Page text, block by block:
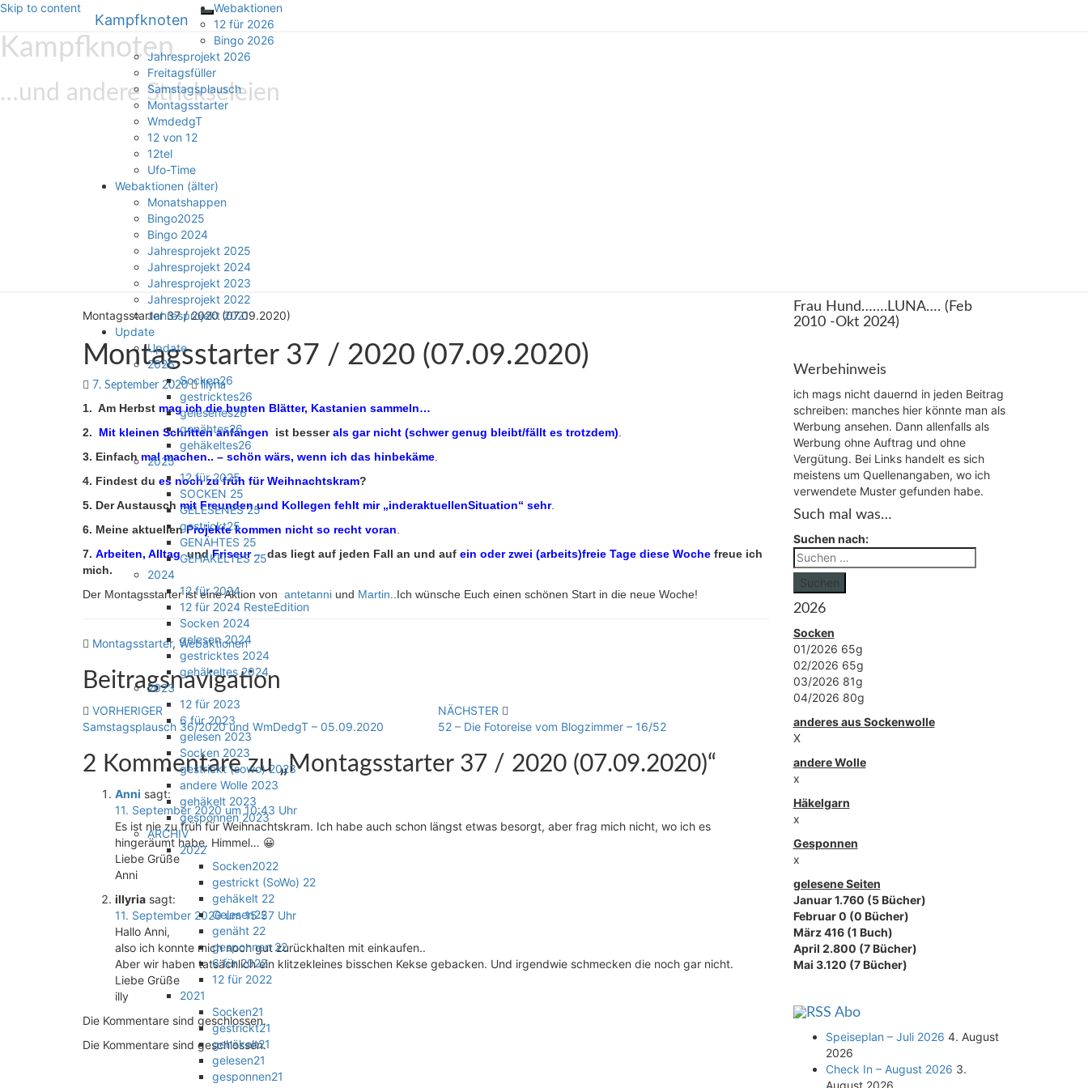
Skip to content
Toggle
navigation
Kampfknoten
Webaktionen
12 für 2026
Bingo 2026
Jahresprojekt 2026
Freitagsfüller
Samstagsplausch
Montagsstarter
WmdedgT
12 von 12
12tel
Ufo-Time
Webaktionen (älter)
Monatshappen
Bingo2025
Bingo 2024
Jahresprojekt 2025
Jahresprojekt 2024
Jahresprojekt 2023
Jahresprojekt 2022
Jahresprojekt 2021
Update
Update
2026
Socken26
gestricktes26
gelesenes26
genähtes26
gehäkeltes26
2025
12 für 2025
SOCKEN 25
GELESENES 25
gestrickt25
GENÄHTES 25
GEHÄKELTES 25
2024
12 für 2024
12 für 2024 ResteEdition
Socken 2024
gelesen 2024
gestricktes 2024
gehäkeltes 2024
2023
12 für 2023
6 für 2023
gelesen 2023
Socken 2023
gestrickt (sowo) 2023
andere Wolle 2023
gehäkelt 2023
gesponnen 2023
ARCHIV
2022
Socken2022
gestrickt (SoWo) 22
gehäkelt 22
Gelesen22
genäht 22
gesponnen 22
6 für 2022
12 für 2022
2021
Socken21
gestrickt21
gehäkelt21
gelesen21
gesponnen21
Kampfknoten
…und andere Strickseleien
Montagsstarter 37 / 2020 (07.09.2020)
Montagsstarter 37 / 2020 (07.09.2020)
7. September 2020 illyria
1. Am Herbst mag ich die bunten Blätter, Kastanien sammeln…
2. Mit kleinen Schritten anfangen ist besser als gar nicht (schwer genug bleibt/fällt es trotzdem)
3. Einfach mal machen.. – schön wärs, wenn ich das hinbekäme
4. Findest du es noch zu früh für Weihnachtskram?
5. Der Austausch mit Freunden und Kollegen fehlt mir „inderaktuellenSituation“ sehr.
6. Meine aktuellen Projekte kommen nicht so recht voran
7. Arbeiten, Alltag und Friseur– das liegt auf jeden Fall an und auf ein oder zwei (arbeits)freie Tage diese Woche freue ich
mich.
Der Montagsstarter ist eine Aktion von antetanni und Martin ..Ich wünsche Euch einen schönen Start in die neue Woche!
Montagsstarter, Webaktionen
Beitragsnavigation
VORHERIGER
Samstagsplausch 36/2020 und WmDedgT – 05.09.2020
NÄCHSTER
52 – Die Fotoreise vom Blogzimmer – 16/52
2 Kommentare zu „Montagsstarter 37 / 2020 (07.09.2020)“
Anni sagt:
11. September 2020 um 10:43 Uhr
Es ist nie zu früh für Weihnachtskram. Ich habe auch schon längst etwas besorgt, aber frag mich nicht, wo ich es
hingeräumt habe. Himmel… 😀
Liebe Grüße
Anni
illyria sagt:
11. September 2020 um 15:57 Uhr
Hallo Anni,
also ich konnte mich noch gut zurückhalten mit einkaufen..
Aber wir haben tatsächlich ein klitzekleines bisschen Kekse gebacken. Und irgendwie schmecken die noch gar nicht.
Liebe Grüße
illy
Die Kommentare sind geschlossen.
Die Kommentare sind geschlossen.
Frau Hund…….LUNA…. (Feb
2010 -Okt 2024)
Werbehinweis
ich mags nicht dauernd in jeden Beitrag
schreiben: manches hier könnte man als
Werbung ansehen. Dann allenfalls als
Werbung ohne Auftrag und ohne
Vergütung. Bei Links handelt es sich
meistens um Quellenangaben, wo ich
verwendete Muster gefunden habe.
Such mal was…
Suchen nach:
Suchen
2026
Socken
01/2026 65g
02/2026 65g
03/2026 81g
04/2026 80g
anderes aus Sockenwolle
X
andere Wolle
x
Häkelgarn
x
Gesponnen
x
gelesene Seiten
Januar 1.760 (5 Bücher)
Februar 0 (0 Bücher)
März 416 (1 Buch)
April 2.800 (7 Bücher)
Mai 3.120 (7 Bücher)
Abo
Speiseplan – Juli 2026 4. August
2026
Check In – August 2026 3.
August 2026